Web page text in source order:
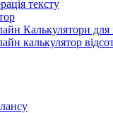
тексту
Калькулятори для
калькулятор